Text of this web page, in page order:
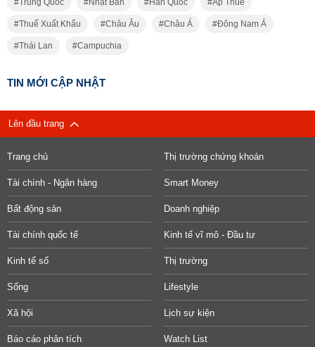
Thuế Xuất Khẩu Châu Âu Châu Á Đông Nam Á
Thái Lan Campuchia
TIN MỚI CẬP NHẬT
Lên đầu trang
Trang chủ Thị trường chứng khoán
Tài chính - Ngân hàng Smart Money
Bất động sản Doanh nghiệp
Tài chính quốc tế Kinh tế vĩ mô - Đầu tư
Kinh tế số Thị trường
Sống Lifestyle
Xã hội Lịch sự kiện
Báo cáo phân tích Watch List